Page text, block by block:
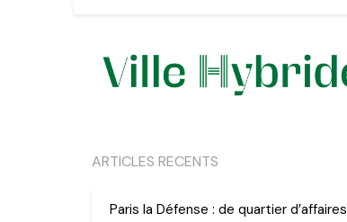
ARTICLES RECENTS
Paris la Défense : de quartier d’affaires